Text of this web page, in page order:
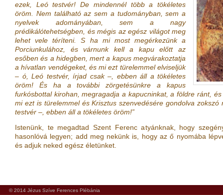
ezek, Leó testvér! De mindennél több a tökéletes
öröm. Nem található az sem a tudományban, sem a
nyelvek adományában, sem a nagy
prédikálótehetségben, és mégis az egész világot meg
lehet vele téríteni. S ha mi most megérkezünk a
Porciunkulához, és várnunk kell a kapu előtt az
esőben és a hidegben, mert a kapus megvárakoztatja
a hívatlan vendégeket, és mi ezt türelemmel elviseljük
– ó, Leó testvér, írjad csak –, ebben áll a tökéletes
öröm! És ha a további zörgetésünkre a kapus
furkósbottal kirohan, megragadja a kapucninkat, a földre ránt,
mi ezt is türelemmel és Krisztus szenvedésére gondolva
testvér –, ebben áll a tökéletes öröm!”
Istenünk, te megadtad Szent Ferenc atyánknak, hogy
hasonlóvá legyen; add meg nekünk is, hogy az ő nyomába
és adjuk neked egész életünket.
© 2014 Jézus Szíve Ferences Plébánia